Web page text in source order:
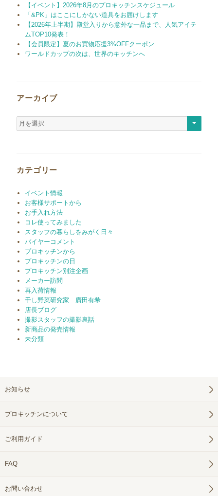
【イベント】2026年8月のプロキッチンスケジュール
「&PK」はここにしかない道具をお届けします
【2026年上半期】殿堂入りから意外な一品まで、人気アイテ
ムTOP10発表！
【会員限定】夏のお買物応援3%OFFクーポン
ワールドカップの次は、世界のキッチンへ
アーカイブ
ア
ー
カテゴリー
イベント情報
お客様サポートから
お手入れ方法
コレ使ってみました
スタッフの暮らしをみがく日々
バイヤーコメント
プロキッチンから
プロキッチンの日
プロキッチン別注企画
メーカー訪問
再入荷情報
干し野菜研究家 廣田有希
店長ブログ
撮影スタッフの撮影裏話
新商品の発売情報
未分類
お知らせ
プロキッチンについて
ご利用ガイド
FAQ
お問い合わせ